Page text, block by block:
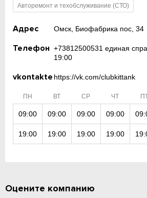
Авторемонт и техобслуживание (СТО)
Адрес Омск, Биофабрика пос, 34
Телефон +73812500531 единая
19:00
vkontakte https://vk.com/clubkittank
ПН ВТ СР ЧТ
09:00 09:00 09:00 09:00
19:00 19:00 19:00 19:00
Оцените компанию